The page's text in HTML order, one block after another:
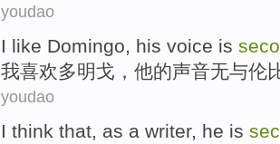
youdao
I like Domingo, his voice is
我喜欢多明戈 ， 他的声音无与伦
youdao
I think that, as a writer, he is